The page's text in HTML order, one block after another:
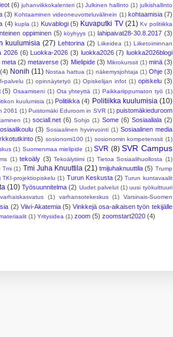
(6) juhanviikkokalenteri (1) Julkinen hallinto (1) julkishallinto
(3) Kohtaaminen videoneuvotteluvälinein (1) kohtaamisia (7)
(4) kupla (1) Kuvablogi (5) Kuvaputki TV (21) Kv politiikka
oppiminen (5) köyhyys (1) lahipaivat28-30.8.2017 (3)
kuulumisia (27) Lehtorina (2) Liikeidea (1) Liiketoiminnan
2026 (6) Luokka-2026 (3) luokka2026 (7) luokka2026blogi
meta (2) metaverse (3) Mielipide (3) Mikrokurssit (1) minä (3)
(4) Nonih (11) Nostaa hattua (1) näkemysjohtaja (1) Ohje (3)
palvelu (1) opinnäytetyö (1) Opiskelijan infot (1) opiskelu (3)
(5) Osaamiseni (1) Ota yhteyttä (1) Paikkariippumaton työ (1)
kuulumisia (1) Politiikka (4) Politiikka kuulumisia (10)
2061 (1) Puistomäki Eduroom in SVR (1) puistomäkieduroom
(1) sociall.net (6) Sohjo (1) Some (6) Sosiaaliala (2)
(3) Sosiaalinen hyvinvointi (1) Sosiaalinen media
(5) sosionomi100 (1) sosionomin kompetenssit (1)
(1) Suomenmaa mielipide (1) SVR (8) SVR Campus
(1) tekoäly (3) Tekoälytiimi (1) Tietoa Sosiaalihuollosta (1)
Tmi (1) Tmi Juha Knuuttila (21) tmijuhaknuuttila (5) Trump
projektiopiskelu (1) Turun Keskusta (2) Turun kuntavaalit
(10) Työsuunnitelma (2) Uudet palvelut (1) uusi työkulttuuri
varhaiskasvatus (1) varhansotekeskus (1)
Varsinais-Suomen
(2) Viivi-Akatemia (5) Vinkkejä osa-aikaisen työn tekijälle
(1) Yritysidea (1) zoom (5) zoomstart2020 (4)